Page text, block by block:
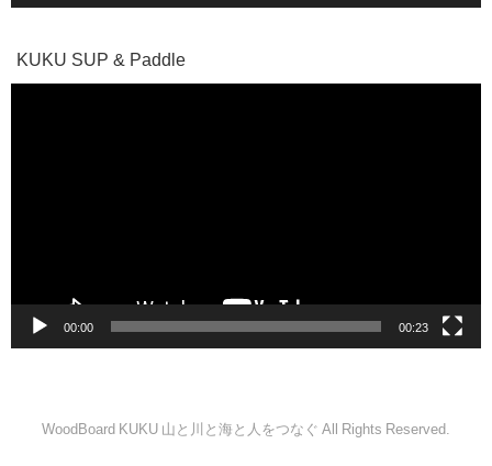
KUKU SUP & Paddle
00:00 00:23
WoodBoard KUKU 山と川と海と人をつなぐ All Rights Reserved.